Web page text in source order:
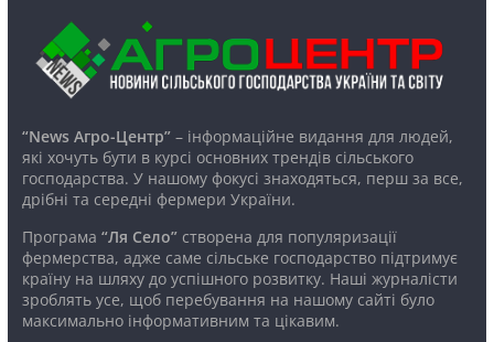
“News Агро-Центр”– інформаційне видання для людей,
які хочуть бути в курсі основних трендів сільського
господарства. У нашому фокусі знаходяться, перш за все,
дрібні та середні фермери України.
Програма “Ля Село”створена для популяризації
фермерства, адже саме сільське господарство підтримує
країну на шляху до успішного розвитку. Наші журналісти
зроблять усе, щоб перебування на нашому сайті було
максимально інформативним та цікавим.